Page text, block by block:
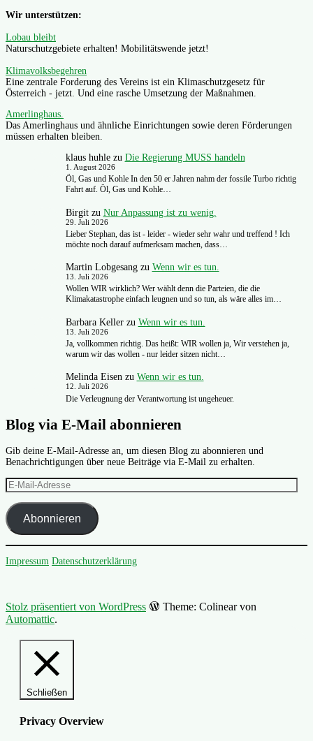
Wir unterstützen:
Lobau bleibt
Naturschutzgebiete erhalten! Mobilitätswende jetzt!
Klimavolksbegehren
Eine zentrale Forderung des Vereins ist ein Klimaschutzgesetz für
Österreich - jetzt. Und eine rasche Umsetzung der Maßnahmen.
Amerlinghaus.
Das Amerlinghaus und ähnliche Einrichtungen sowie deren Förderungen
müssen erhalten bleiben.
klaus huhlezu Die Regierung MUSS handeln
1. August 2026
Öl, Gas und Kohle In den 50 er Jahren nahm der fossile Turbo richtig
Fahrt auf. Öl, Gas und Kohle…
Birgitzu Nur Anpassung ist zu wenig.
29. Juli 2026
Lieber Stephan, das ist - leider - wieder sehr wahr und treffend ! Ich
möchte noch darauf aufmerksam machen, dass…
Martin Lobgesangzu Wenn wir es tun.
13. Juli 2026
Wollen WIR wirklich? Wer wählt denn die Parteien, die die
Klimakatastrophe einfach leugnen und so tun, als wäre alles im…
Barbara Kellerzu Wenn wir es tun.
13. Juli 2026
Ja, vollkommen richtig. Das heißt: WIR wollen ja, Wir verstehen ja,
warum wir das wollen - nur leider sitzen nicht…
Melinda Eisenzu Wenn wir es tun.
12. Juli 2026
Die Verleugnung der Verantwortung ist ungeheuer.
Blog via E-Mail abonnieren
Gib deine E-Mail-Adresse an, um diesen Blog zu abonnieren und
Benachrichtigungen über neue Beiträge via E-Mail zu erhalten.
E-
Mail-
Adresse
Abonnieren
Impressum Datenschutzerklärung
Stolz präsentiert von WordPress
Theme: Colinear von
Automattic.
Schließen
Privacy Overview